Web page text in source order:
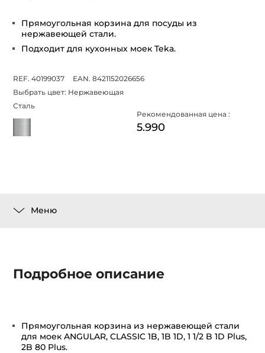
Прямоугольная корзина для посуды из
нержавеющей стали.
Подходит для кухонных моек Teka.
REF. 40199037
EAN. 8421152026656
Выбрать цвет: Нержавеющая
Сталь
Рекомендованная цена :
5.990
Меню
Подробное описание
Прямоугольная корзина из нержавеющей стали
для моек ANGULAR, CLASSIC 1B, 1B 1D, 1 1/2 B 1D Plus,
2B 80 Plus.